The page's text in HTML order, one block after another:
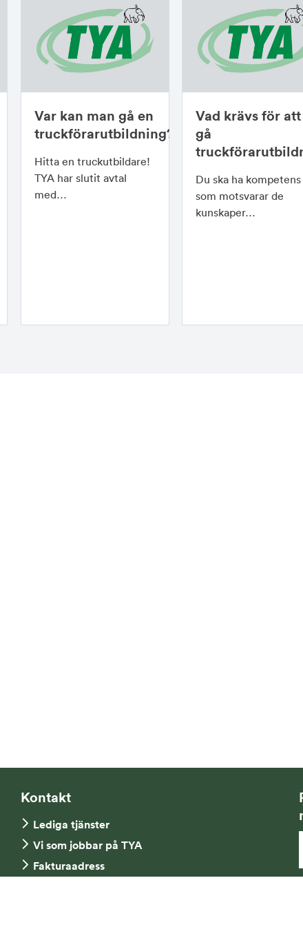
Var kan man gå en
truckförarutbildning?
Hitta en truckutbildare!
TYA har slutit avtal
med…
Vad krävs för
gå
Du ska ha kompetens
som motsvarar de
kunskaper…
Kontakt
Lediga tjänster
Vi som jobbar på TYA
Fakturaadress